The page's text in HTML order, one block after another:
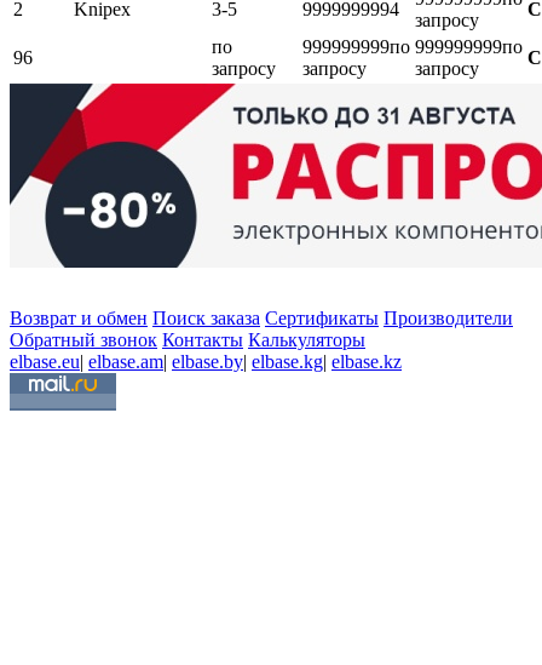
2 Knipex 3-5 9999999994
запросу
96
по
запросу
999999999по
запросу
999999999по
запросу
Возврат и обмен Поиск заказа Сертификаты Производители
Обратный звонок Контакты Калькуляторы
elbase.eu| elbase.am| elbase.by| elbase.kg| elbase.kz